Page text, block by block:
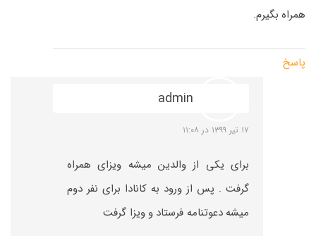
همراه بگیرم.
پاسخ
admin
۱۷ تیر ۱۳۹۹ در ۱۱:۰۸
برای یکی از والدین میشه ویزای همراه
گرفت . پس از ورود به کانادا برای نفر دوم
میشه دعوتنامه فرستاد و ویزا گرفت